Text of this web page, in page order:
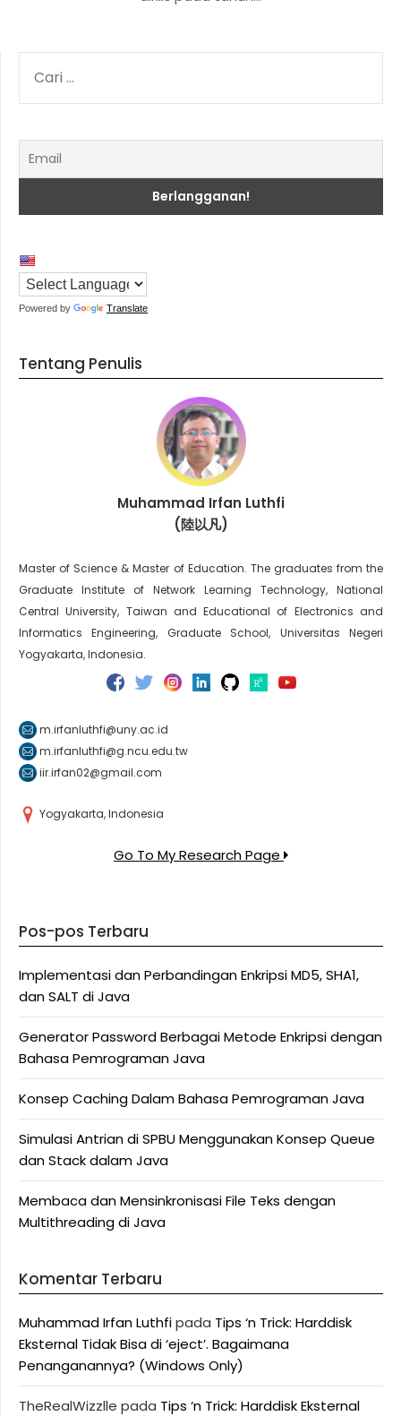
UNTUK:
Powered by Translate
Tentang Penulis
Muhammad Irfan Luthfi
(陸以凡)
Master of Science & Master of Education. The graduates from the
Graduate Institute of Network Learning Technology, National
Central University, Taiwan and Educational of Electronics and
Informatics Engineering, Graduate School, Universitas Negeri
Yogyakarta, Indonesia.
m.irfanluthfi@uny.ac.id
m.irfanluthfi@g.ncu.edu.tw
iir.irfan02@gmail.com
Yogyakarta, Indonesia
Go To My Research Page
Pos-pos Terbaru
Implementasi dan Perbandingan Enkripsi MD5, SHA1,
dan SALT di Java
Generator Password Berbagai Metode Enkripsi dengan
Bahasa Pemrograman Java
Konsep Caching Dalam Bahasa Pemrograman Java
Simulasi Antrian di SPBU Menggunakan Konsep Queue
dan Stack dalam Java
Membaca dan Mensinkronisasi File Teks dengan
Multithreading di Java
Komentar Terbaru
Muhammad Irfan Luthfipada Tips ‘n Trick: Harddisk
Eksternal Tidak Bisa di ‘eject’. Bagaimana
Penanganannya? (Windows Only)
TheRealWizzlle pada Tips ‘n Trick: Harddisk Eksternal